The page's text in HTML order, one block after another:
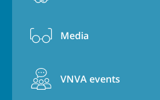
Media
VNVA events